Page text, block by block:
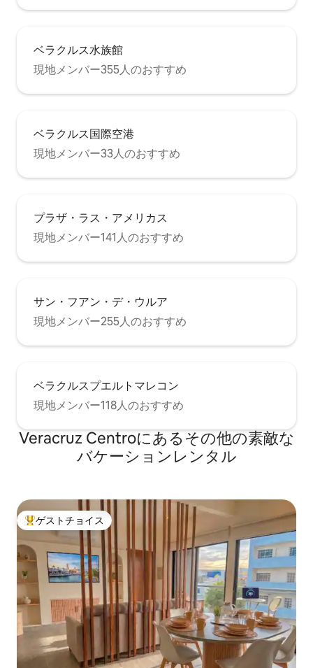
ベラクルス水族館
現地メンバー355人のおすすめ
ベラクルス国際空港
現地メンバー33人のおすすめ
プラザ・ラス・アメリカス
現地メンバー141人のおすすめ
サン・フアン・デ・ウルア
現地メンバー255人のおすすめ
ベラクルスプエルトマレコン
現地メンバー118人のおすすめ
Veracruz Centroにあるその他の素敵な
バケーションレンタル
大好評のゲストチョイスです。
ゲストチョイス